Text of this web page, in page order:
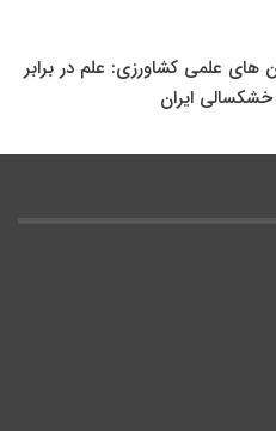
های علمی کشاورزی: علم در برابر
ایران